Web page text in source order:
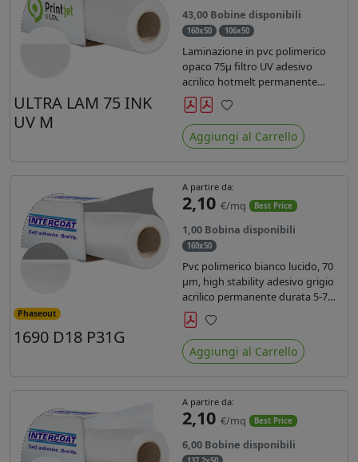
ULTRA LAM 75 INK
UV M
43,00 Bobine disponibili
160x50 106x50
Laminazione in pvc polimerico
opaco 75µ filtro UV adesivo
acrilico hotmelt permanente
specifico per stampe con
inchiostri UV durata 7 anni indoor
e 5 outdoor. Dotato di certificato
ignifugo Bs1d0.
Preferiti
Aggiungi al Carrello
Phaseout
1690 D18 P31G
A partire da:
2,10 €/mq Best Price
1,00 Bobina disponibili
160x50
Pvc polimerico bianco lucido, 70
µm, high stability adesivo grigio
acrilico permanente durata 5-7
anni, per stampe con inchiostri
solvente, ecosolvente, UV e latex.
Preferiti
Aggiungi al Carrello
A partire da:
2,10 €/mq Best Price
6,00 Bobine disponibili